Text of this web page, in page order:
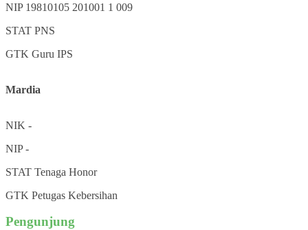
NIP 19810105 201001 1 009
STAT PNS
GTK Guru IPS
Mardia
NIK -
NIP-
STAT Tenaga Honor
GTK Petugas Kebersihan
Pengunjung